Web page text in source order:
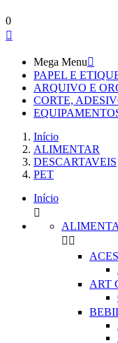
0

Mega Menu
PAPEL E
ARQUIVO E
CORTE,
Início
ALIMENTAR
DESCARTAVEIS
PET
Início

 
ART